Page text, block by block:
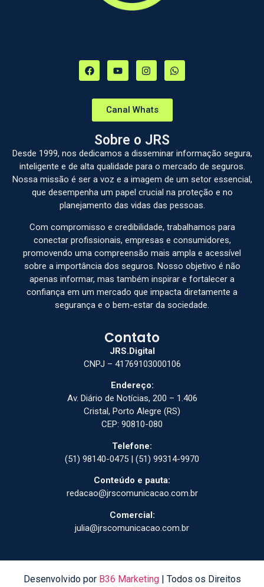
Canal Whats
Sobre o JRS
Desde 1999, nos dedicamos a disseminar informação segura,
inteligente e de alta qualidade para o mercado de seguros.
Nossa missão é ser a voz e a imagem de um setor essencial,
que desempenha um papel crucial na proteção e no
planejamento das vidas das pessoas.
Com compromisso e credibilidade, trabalhamos para
conectar profissionais, empresas e consumidores,
promovendo uma compreensão mais ampla e acessível
sobre a importância dos seguros. Nosso objetivo é não
apenas informar, mas também inspirar e fortalecer a
confiança em um mercado que impacta diretamente a
segurança e o bem-estar da sociedade.
Contato
JRS.Digital
CNPJ – 41769103000106
Endereço:
Av. Diário de Notícias, 200 – 1.406
Cristal, Porto Alegre (RS)
CEP: 90810-080
Telefone:
(51) 98140-0475 | (51) 99314-9970
Conteúdo e pauta:
redacao@jrscomunicacao.com.br
Comercial:
julia@jrscomunicacao.com.br
Desenvolvido por B36 Marketing| Todos os Direitos